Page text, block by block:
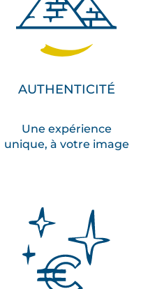
AUTHENTICITÉ
Une expérience
unique, à votre image